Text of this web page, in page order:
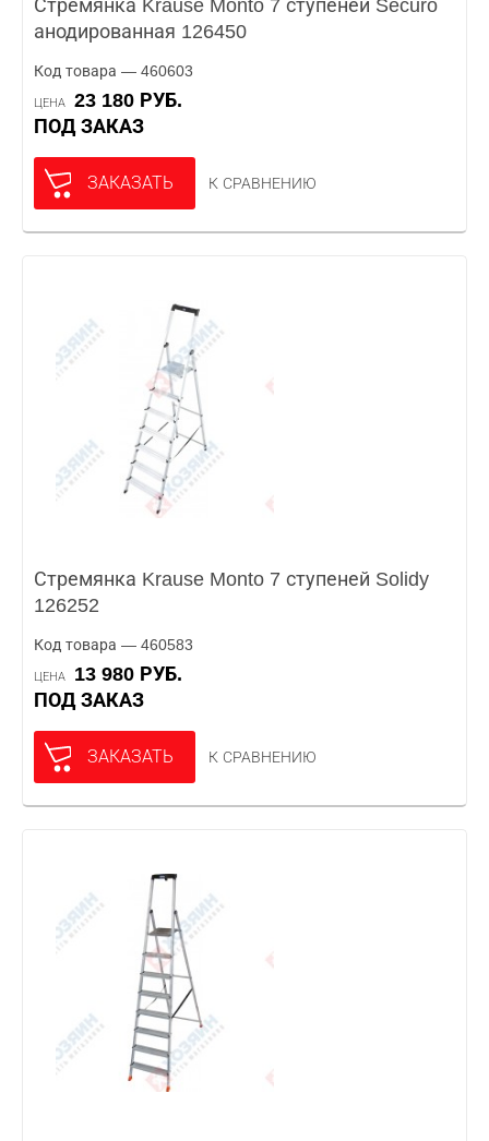
Стремянка Krause Monto 7 ступеней Securo
анодированная 126450
Код товара — 460603
ЦЕНА
23 180 РУБ.
ПОД ЗАКАЗ
ЗАКАЗАТЬ К СРАВНЕНИЮ
Стремянка Krause Monto 7 ступеней Solidy
126252
Код товара — 460583
ЦЕНА
13 980 РУБ.
ПОД ЗАКАЗ
ЗАКАЗАТЬ К СРАВНЕНИЮ